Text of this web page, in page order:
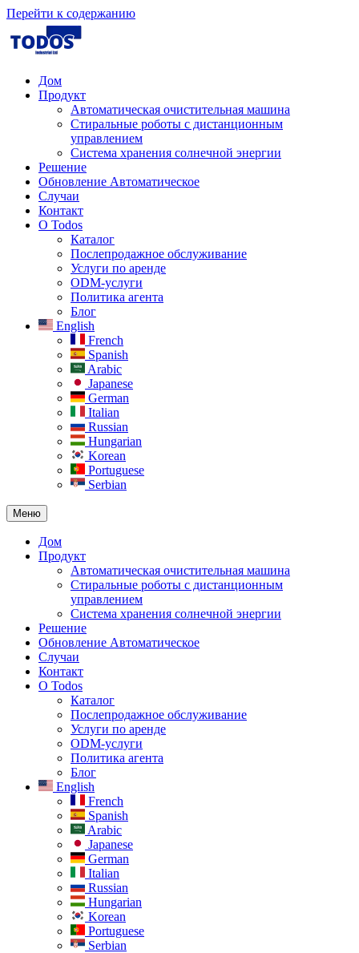
Перейти к содержанию
Дом
Продукт
Автоматическая очистительная машина
Стиральные роботы с дистанционным
управлением
Система хранения солнечной энергии
Решение
Обновление Автоматическое
Случаи
Контакт
О Todos
Каталог
Послепродажное обслуживание
Услуги по аренде
ODM-услуги
Политика агента
Блог
English
French
Spanish
Arabic
Japanese
German
Italian
Russian
Hungarian
Korean
Portuguese
Serbian
Меню
Дом
Продукт
Автоматическая очистительная машина
Стиральные роботы с дистанционным
управлением
Система хранения солнечной энергии
Решение
Обновление Автоматическое
Случаи
Контакт
О Todos
Каталог
Послепродажное обслуживание
Услуги по аренде
ODM-услуги
Политика агента
Блог
English
French
Spanish
Arabic
Japanese
German
Italian
Russian
Hungarian
Korean
Portuguese
Serbian